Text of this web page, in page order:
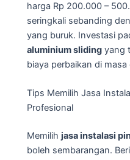
harga Rp 200.000 –
seringkali sebanding
yang buruk. Investasi
aluminium sliding yang
biaya perbaikan di masa
Tips Memilih Jasa
Profesional
Memilih jasa instalasi
boleh sembarangan.